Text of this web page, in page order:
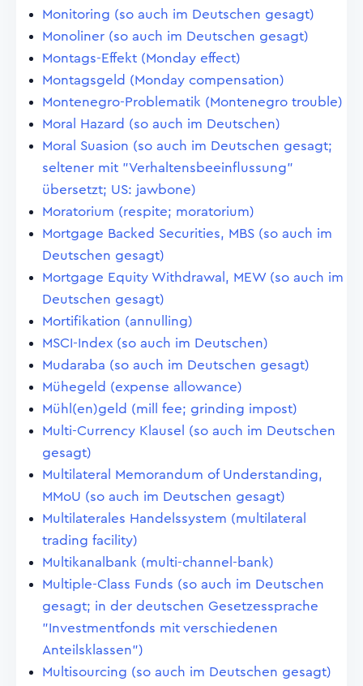
Monitoring (so auch im Deutschen gesagt)
Monoliner (so auch im Deutschen gesagt)
Montags-Effekt (Monday effect)
Montagsgeld (Monday compensation)
Montenegro-Problematik (Montenegro trouble)
Moral Hazard (so auch im Deutschen)
Moral Suasion (so auch im Deutschen gesagt;
seltener mit "Verhaltensbeeinflussung"
übersetzt; US: jawbone)
Moratorium (respite; moratorium)
Mortgage Backed Securities, MBS (so auch im
Deutschen gesagt)
Mortgage Equity Withdrawal, MEW (so auch im
Deutschen gesagt)
Mortifikation (annulling)
MSCI-Index (so auch im Deutschen)
Mudaraba (so auch im Deutschen gesagt)
Mühegeld (expense allowance)
Mühl(en)geld (mill fee; grinding impost)
Multi-Currency Klausel (so auch im Deutschen
gesagt)
Multilateral Memorandum of Understanding,
MMoU (so auch im Deutschen gesagt)
Multilaterales Handelssystem (multilateral
trading facility)
Multikanalbank (multi-channel-bank)
Multiple-Class Funds (so auch im Deutschen
gesagt; in der deutschen Gesetzessprache
"Investmentfonds mit verschiedenen
Anteilsklassen")
Multisourcing (so auch im Deutschen gesagt)